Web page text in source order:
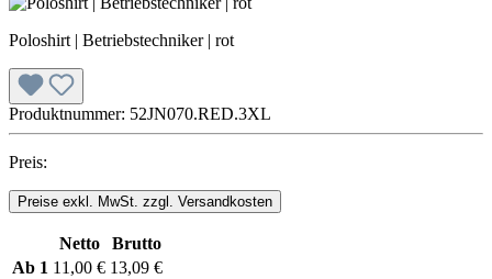
Poloshirt | Betriebstechniker | rot
Produktnummer: 52JN070.RED.3XL
Preis:
Preise exkl. MwSt. zzgl. Versandkosten
Netto
Brutto
Ab 1 11,00 € 13,09 €